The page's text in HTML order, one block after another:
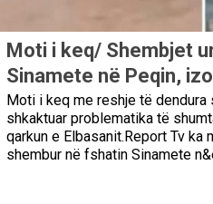
Moti i keq/ Shembjet
Sinamete në Peqin,
Moti i keq me reshje të
shkaktuar problematika të
qarkun e Elbasanit.Report Tv ka
shembur në fshatin Sinamete